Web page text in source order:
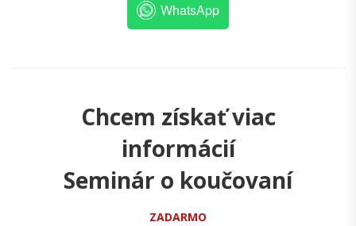
WhatsApp
Chcem získať viac
informácií
Seminár o koučovaní
ZADARMO